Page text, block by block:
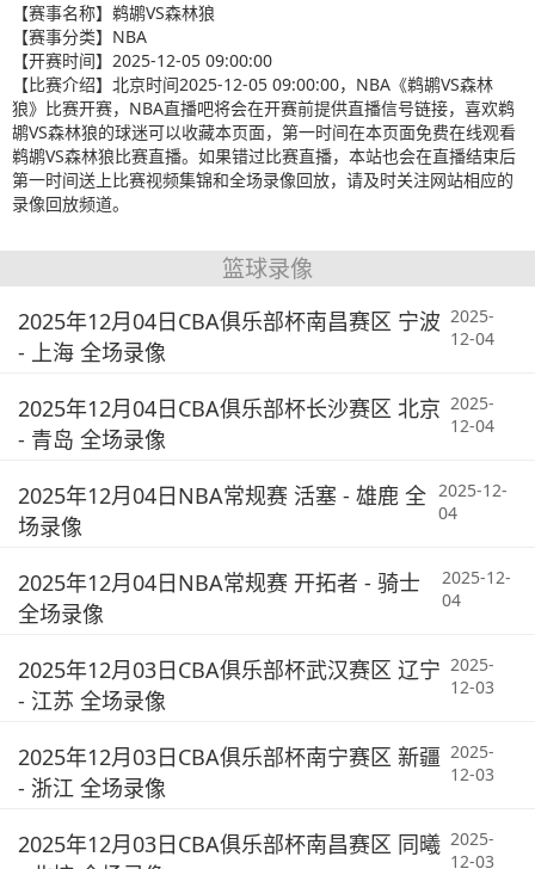
【赛事名称】 鹈鹕VS森林狼
【赛事分类】 NBA
【开赛时间】 2025-12-05 09:00:00
【比赛介绍】 北京时间2025-12-05 09:00:00，NBA《鹈鹕VS森林
狼》比赛开赛，NBA直播吧将会在开赛前提供直播信号链接，喜欢鹈
鹕VS森林狼的球迷可以收藏本页面，第一时间在本页面免费在线观看
鹈鹕VS森林狼比赛直播。如果错过比赛直播，本站也会在直播结束后
第一时间送上比赛视频集锦和全场录像回放，请及时关注网站相应的
录像回放频道。
篮球录像
2025年12月04日CBA俱乐部杯南昌赛区 宁波
- 上海 全场录像
2025-
12-04
2025年12月04日CBA俱乐部杯长沙赛区 北京
- 青岛 全场录像
2025-
12-04
2025年12月04日NBA常规赛 活塞 - 雄鹿 全
场录像
2025-12-
04
2025年12月04日NBA常规赛 开拓者 - 骑士
全场录像
2025-12-
04
2025年12月03日CBA俱乐部杯武汉赛区 辽宁
- 江苏 全场录像
2025-
12-03
2025年12月03日CBA俱乐部杯南宁赛区 新疆
- 浙江 全场录像
2025-
12-03
2025年12月03日CBA俱乐部杯南昌赛区 同曦 2025-
12-03